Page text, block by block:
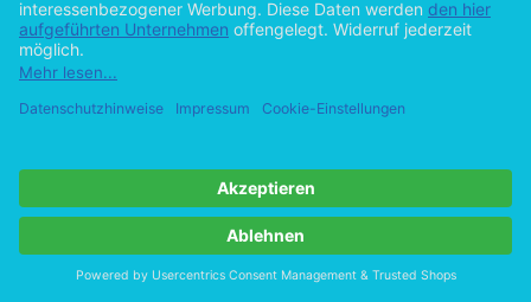
Kindheit zu verstehen sind.“
Die Aussage des Sprechers der
CommissionNewton Minow über die Qualität des
spricht:
shows, formula comedies about totally unbelievable families, blood
and thunder, mayhem, violence, sadism, ...and cartoons.“
Zu den wenig glaubhaften Fernsehfamilien gehörten auch die
Flintstones
, die von Hanna-Barbera produzierte, erste
Familiensitcom im Zeichentrickformat. Den Figuren der viel